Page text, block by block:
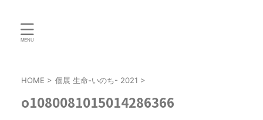
HOME > 個展 生命-いのち- 2021 >
o1080081015014286366